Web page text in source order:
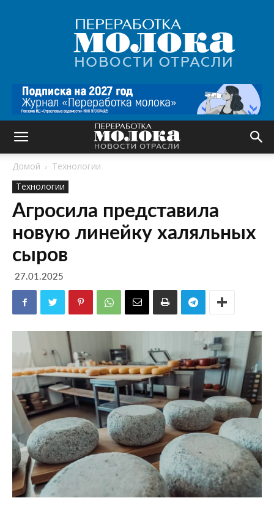
Переработка
молока
|
Новости
Домой
Технологии
Технологии
Агросила представила
новую линейку халяльных
сыров
27.01.2025